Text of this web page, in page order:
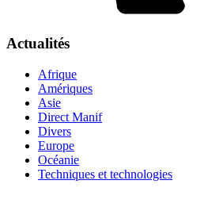
Actualités
Afrique
Amériques
Asie
Direct Manif
Divers
Europe
Océanie
Techniques et technologies